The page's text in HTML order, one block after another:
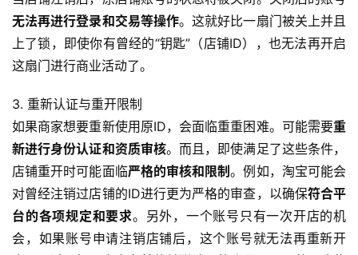
无法再进行登录和交易等操作。这就好比一扇门被关上并且
上了锁，即使你有曾经的“钥匙”（店铺ID），也无法再开启
这扇门进行商业活动了。
3. 重新认证与重开限制
如果商家想要重新使用原ID，会面临重重困难。可能需要重
新进行身份认证和资质审核。而且，即使满足了这些条件，
店铺重开时可能面临严格的审核和限制。例如，淘宝可能会
对曾经注销过店铺的ID进行更为严格的审查，以确保符合平
台的各项规定和要求。另外，一个账号只有一次开店的机
会，如果账号申请注销店铺后，这个账号就无法再重新开